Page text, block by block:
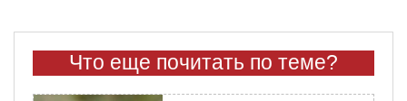
Что еще почитать по теме?